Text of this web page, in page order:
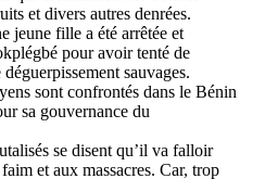
et divers autres denrées.
jeune fille a été arrêtée et
pour avoir tenté de
sauvages.
sont confrontés dans le Bénin
sa gouvernance du
se disent qu’il va falloir
et aux massacres. Car, trop